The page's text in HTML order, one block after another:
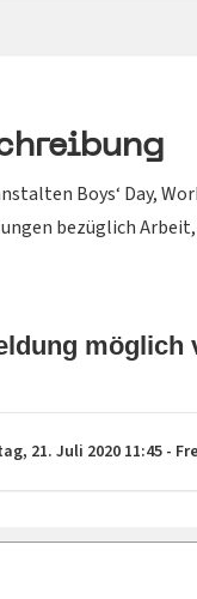
Boys‘ Day,
bezüglich
möglich
21. Juli 2020 11:45 -